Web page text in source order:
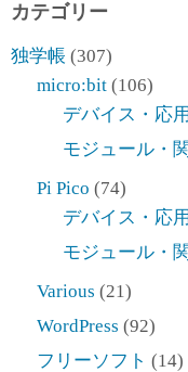
カテゴリー
独学帳 (307)
micro:bit (106)
デバイス・応用
モジュール・
Pi Pico (74)
デバイス・応用
モジュール・
Various (21)
WordPress (92)
フリーソフト (14)